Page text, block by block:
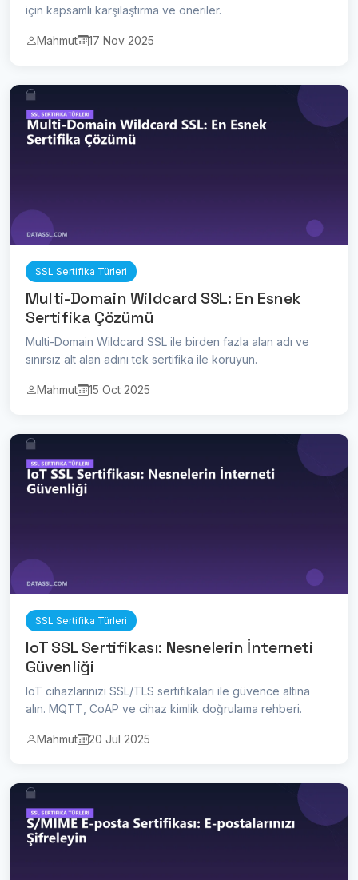
için kapsamlı karşılaştırma ve öneriler.
Mahmut 17 Nov 2025
SSL Sertifika Türleri
Multi-Domain Wildcard SSL: En Esnek
Sertifika Çözümü
Multi-Domain Wildcard SSL ile birden fazla alan adı ve
sınırsız alt alan adını tek sertifika ile koruyun.
Mahmut 15 Oct 2025
SSL Sertifika Türleri
IoT SSL Sertifikası: Nesnelerin İnterneti
Güvenliği
IoT cihazlarınızı SSL/TLS sertifikaları ile güvence altına
alın. MQTT, CoAP ve cihaz kimlik doğrulama rehberi.
Mahmut 20 Jul 2025